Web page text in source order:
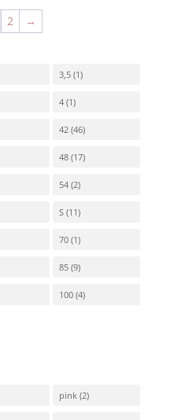
2 →
3,5 (1)
4 (1)
42 (46)
48 (17)
54 (2)
S (11)
70 (1)
85 (9)
100 (4)
pink (2)